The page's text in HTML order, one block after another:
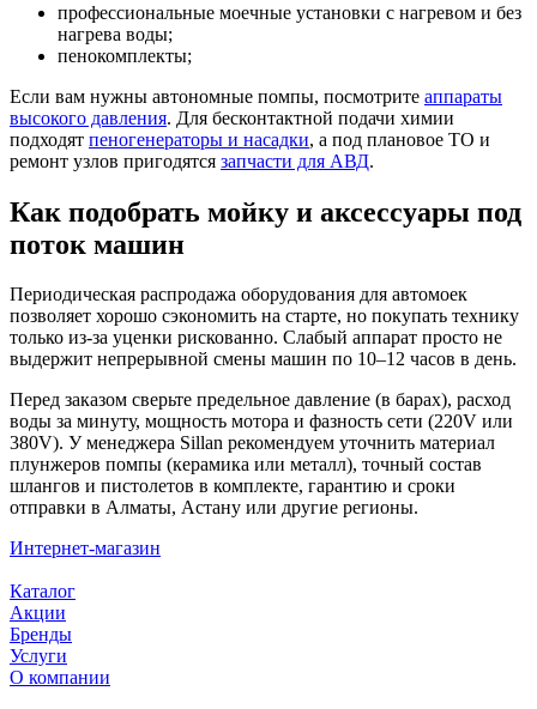
профессиональные моечные установки с нагревом и без
нагрева воды;
пенокомплекты;
Если вам нужны автономные помпы, посмотрите аппараты
высокого давления. Для бесконтактной подачи химии
подходят пеногенераторы и насадки, а под плановое ТО и
ремонт узлов пригодятся запчасти для АВД.
Как подобрать мойку и аксессуары под
поток машин
Периодическая распродажа оборудования для автомоек
позволяет хорошо сэкономить на старте, но покупать технику
только из-за уценки рискованно. Слабый аппарат просто не
выдержит непрерывной смены машин по 10–12 часов в день.
Перед заказом сверьте предельное давление (в барах), расход
воды за минуту, мощность мотора и фазность сети (220V или
380V). У менеджера Sillan рекомендуем уточнить материал
плунжеров помпы (керамика или металл), точный состав
шлангов и пистолетов в комплекте, гарантию и сроки
отправки в Алматы, Астану или другие регионы.
Интернет-магазин
Каталог
Акции
Бренды
Услуги
О компании